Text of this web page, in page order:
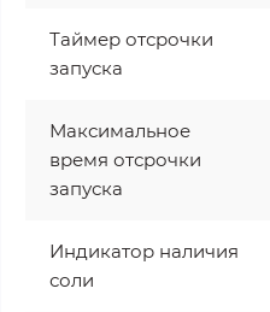
Таймер отсрочки
запуска
Максимальное
время отсрочки
запуска
Индикатор наличия
соли